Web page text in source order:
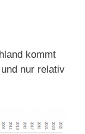
kommt
nur relativ